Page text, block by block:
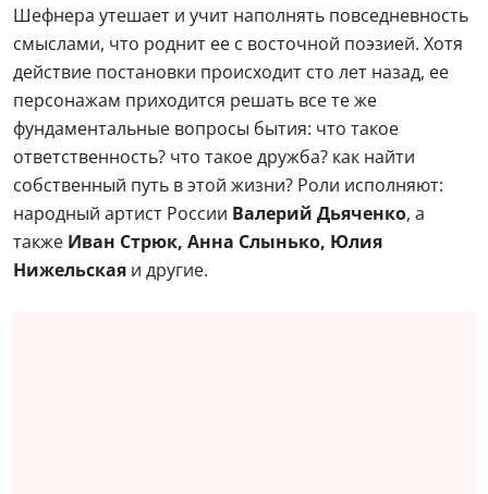
Шефнера утешает и учит наполнять повседневность
смыслами, что роднит ее с восточной поэзией. Хотя
действие постановки происходит сто лет назад, ее
персонажам приходится решать все те же
фундаментальные вопросы бытия: что такое
ответственность? что такое дружба? как найти
собственный путь в этой жизни? Роли исполняют:
народный артист России Валерий Дьяченко, а
также Иван Стрюк, Анна Слынько, Юлия
Нижельская и другие.